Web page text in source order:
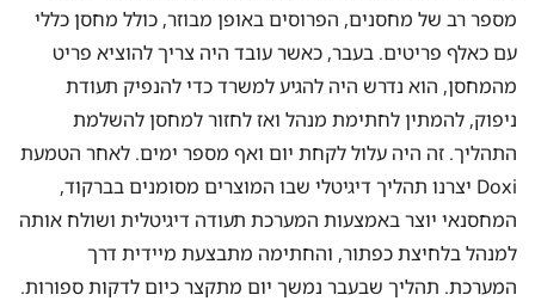
מספר רב של מחסנים, הפרוסים באופן מבוזר, כולל מחסן כללי
עם כאלף פריטים. בעבר, כאשר עובד היה צריך להוציא פריט
מהמחסן, הוא נדרש היה להגיע למשרד כדי להנפיק תעודת
ניפוק, להמתין לחתימת מנהל ואז לחזור למחסן להשלמת
התהליך. זה היה עלול לקחת יום ואף מספר ימים. לאחר הטמעת
Doxi יצרנו תהליך דיגיטלי שבו המוצרים מסומנים בברקוד,
המחסנאי יוצר באמצעות המערכת תעודה דיגיטלית ושולח אותה
למנהל בלחיצת כפתור, והחתימה מתבצעת מיידית דרך
המערכת. תהליך שבעבר נמשך יום מתקצר כיום לדקות ספורות.